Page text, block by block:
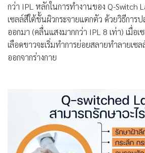
กว่า IPL หลักในการทำงานของ Q-Switch
เซลล์สีใต้ชั้นผิวกระจายแตกตัว ด้วยวิธีการ
ออกมา (คลื่นแสงมากกว่า IPL 8 เท่า) เมื่อเ
เลือดขาวจะเริ่มทำการย่อยสลายทำลายเ
ออกจากร่างกาย